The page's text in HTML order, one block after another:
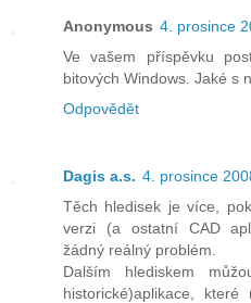
Anonymous 4. prosince
Ve vašem příspěvku
bitových Windows. Jaké s
Odpovědět
Dagis a.s. 4. prosince
Těch hledisek je více,
verzi (a ostatní CAD
žádný reálný problém.
Dalším hlediskem
historické)aplikace,